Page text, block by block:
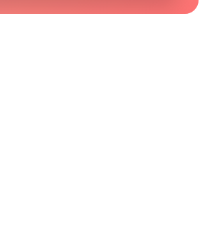
Zaburzenie mikrobioty jelitowej